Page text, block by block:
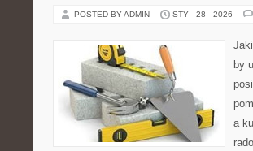
POSTED BY ADMIN STY - 28 - 2026
by
a